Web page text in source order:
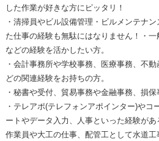
した作業が好きな方にピッタリ！
・清掃員やビル設備管理・ビルメンテナ
た仕事の経験も無駄にはなりません！・
などの経験を活かしたい方。
・会計事務所や学校事務、医療事務、不
どの関連経験をお持ちの方。
・秘書や受付、貿易事務や金融事務、損保
・テレアポ(テレフォンアポインター)やコ
ートやデータ入力、人事といった経験が
作業員や大工の仕事、配管工として水道